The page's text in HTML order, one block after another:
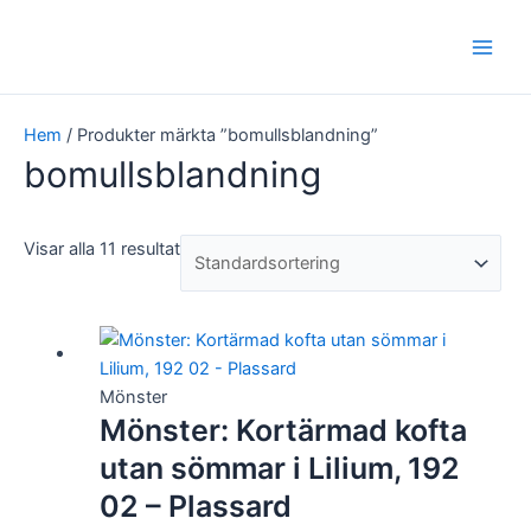
Hem / Produkter märkta ”bomullsblandning”
bomullsblandning
Visar alla 11 resultat
Mönster
Mönster: Kortärmad kofta
utan sömmar i Lilium, 192
02 – Plassard